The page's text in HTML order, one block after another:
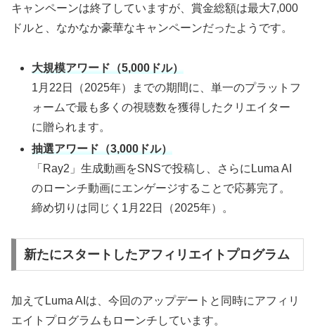
キャンペーンは終了していますが、賞金総額は最大7,000
ドルと、なかなか豪華なキャンペーンだったようです。
大規模アワード（5,000ドル）
1月22日（2025年）までの期間に、単一のプラットフ
ォームで最も多くの視聴数を獲得したクリエイター
に贈られます。
抽選アワード（3,000ドル）
「Ray2」生成動画をSNSで投稿し、さらにLuma AI
のローンチ動画にエンゲージすることで応募完了。
締め切りは同じく1月22日（2025年）。
新たにスタートしたアフィリエイトプログラム
加えてLuma AIは、今回のアップデートと同時にアフィリ
エイトプログラムもローンチしています。